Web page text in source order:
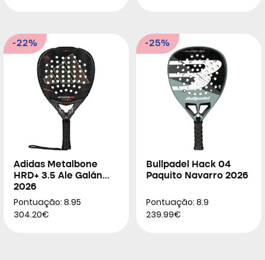
-22%
Adidas Metalbone
HRD+ 3.5 Ale Galán
2026
Pontuação: 8.95
304.20€
-25%
Bullpadel Hack 04
Paquito Navarro 2026
Pontuação: 8.9
239.99€